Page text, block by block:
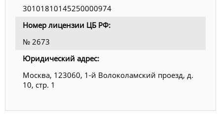
30101810145250000974
Номер лицензии ЦБ РФ:
№ 2673
Юридический адрес:
Москва, 123060, 1-й Волоколамский проезд, д.
10, стр. 1